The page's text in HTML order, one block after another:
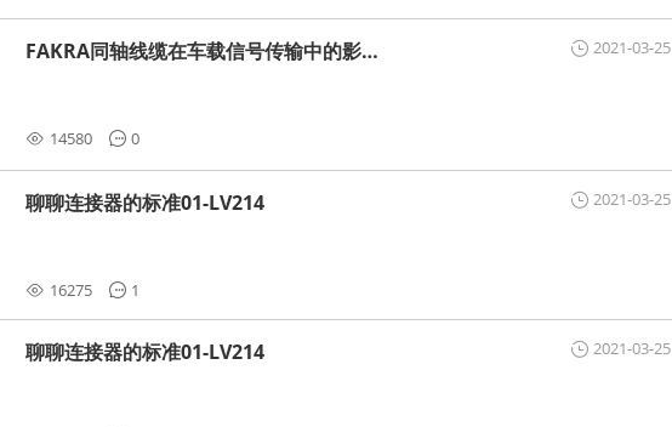
2021-03-25
FAKRA同轴线缆在车载信号传输中的影响
14580 0
2021-03-25
聊聊连接器的标准01-LV214
16275 1
2021-03-25
聊聊连接器的标准01-LV214